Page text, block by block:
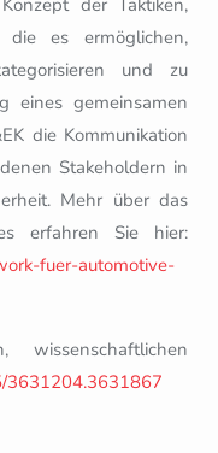
die es ermöglichen,
und zu
eines gemeinsamen
die Kommunikation
Stakeholdern in
Mehr über das
erfahren Sie hier:
fuer-automotive-
3631204.3631867